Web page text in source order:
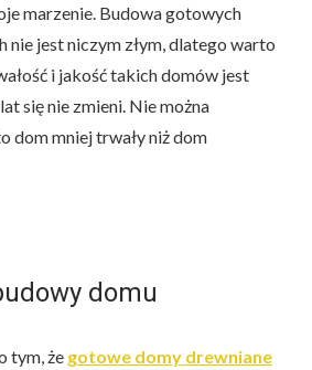
marzenie. Budowa gotowych
nie jest niczym złym, dlatego warto
i jakość takich domów jest
się nie zmieni. Nie można
dom mniej trwały niż dom
domu
tym, że gotowe domy drewniane